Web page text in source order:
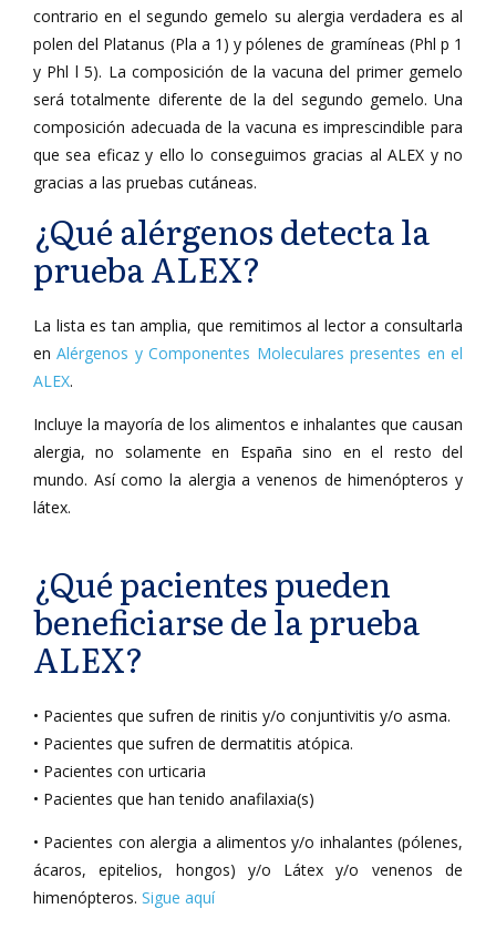
contrario en el segundo gemelo su alergia verdadera es al
polen del Platanus (Pla a 1) y pólenes de gramíneas (Phl p 1
y Phl l 5). La composición de la vacuna del primer gemelo
será totalmente diferente de la del segundo gemelo. Una
composición adecuada de la vacuna es imprescindible para
que sea eficaz y ello lo conseguimos gracias al ALEX y no
gracias a las pruebas cutáneas.
¿Qué alérgenos detecta la
prueba ALEX?
La lista es tan amplia, que remitimos al lector a consultarla
en Alérgenos y Componentes Moleculares presentes en el
ALEX.
Incluye la mayoría de los alimentos e inhalantes que causan
alergia, no solamente en España sino en el resto del
mundo. Así como la alergia a venenos de himenópteros y
látex.
¿Qué pacientes pueden
beneficiarse de la prueba
ALEX?
• Pacientes que sufren de rinitis y/o conjuntivitis y/o asma.
• Pacientes que sufren de dermatitis atópica.
• Pacientes con urticaria
• Pacientes que han tenido anafilaxia(s)
• Pacientes con alergia a alimentos y/o inhalantes (pólenes,
ácaros, epitelios, hongos) y/o Látex y/o venenos de
himenópteros. Sigue aquí